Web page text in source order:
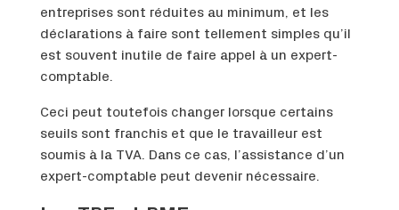
entreprises sont réduites au minimum, et les
déclarations à faire sont tellement simples qu’il
est souvent inutile de faire appel à un expert-
comptable.
Ceci peut toutefois changer lorsque certains
seuils sont franchis et que le travailleur est
soumis à la TVA. Dans ce cas, l’assistance d’un
expert-comptable peut devenir nécessaire.